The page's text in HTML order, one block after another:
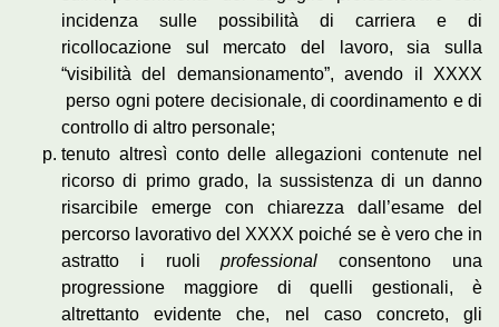
incidenza sulle possibilità di carriera e di
ricollocazione sul mercato del lavoro, sia sulla
“visibilità del demansionamento”, avendo il XXXX
perso ogni potere decisionale, di coordinamento e di
controllo di altro personale;
tenuto altresì conto delle allegazioni contenute nel
ricorso di primo grado, la sussistenza di un danno
risarcibile emerge con chiarezza dall’esame del
percorso lavorativo del XXXX poiché se è vero che in
astratto i ruoliprofessionalconsentono una
progressione maggiore di quelli gestionali, è
altrettanto evidente che, nel caso concreto, gli